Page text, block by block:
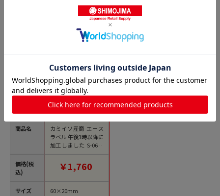
惣菜シールの人気商品との比較
商品名
価格(税
込)
サイズ
カミイソ産商 エース
ラベル 午後3時以降に
加工しました S-0636
1000枚/袋（ご注文単
￥1,760
60×20mm